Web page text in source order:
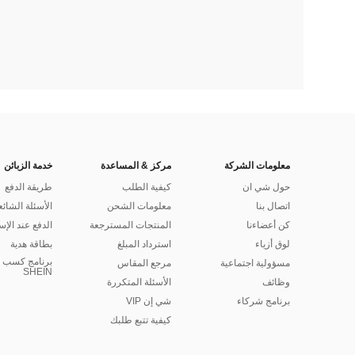
معلومات الشركة
حول شي ان
اتصال بنا
كن أعضاءنا
لوق أزياء
مسؤولية اجتماعية
وظائف
برنامج شركاء
مركز & المساعدة
كيفية الطلب
معلومات الشحن
المنتجات المسترجعة
استرداد المبلغ
مرجع المقاس
الأسئلة المتكررة
شي إن VIP
كيفية تتبع طلبك
خدمة الزبائن
طريقة الدفع
الأسئلة
الدفع عند
بطاقة هدية
برنامج كسب
SHEIN